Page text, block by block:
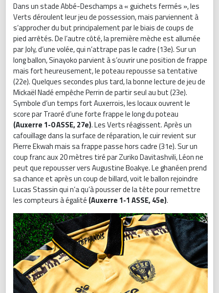
Dans un stade Abbé-Deschamps a « guichets fermés », les
Verts déroulent leur jeu de possession, mais parviennent à
s’approcher du but principalement par le biais de coups de
pied arrêtés. De l’autre côté, la première mèche est allumée
par Joly, d’une volée, qui n’attrape pas le cadre (13e). Sur un
long ballon, Sinayoko parvient à s’ouvrir une position de frappe
mais fort heureusement, le poteau repousse sa tentative
(22e). Quelques secondes plus tard, la bonne lecture de jeu de
Mickaël Nadé empêche Perrin de partir seul au but (23e).
Symbole d’un temps fort Auxerrois, les locaux ouvrent le
score par Traoré d’une forte frappe le long du poteau
(Auxerre 1-0 ASSE, 27e). Les Verts réagissent. Après un
cafouillage dans la surface de réparation, le cuir revient sur
Pierre Ekwah mais sa frappe passe hors cadre (31e). Sur un
coup franc aux 20 mètres tiré par Zuriko Davitashvili, Léon ne
peut que repousser vers Augustine Boakye. Le ghanéen prend
sa chance et après un coup de billard, voit le ballon rejoindre
Lucas Stassin qui n’a qu’à pousser de la tête pour remettre
les compteurs à égalité (Auxerre 1-1 ASSE, 45e).